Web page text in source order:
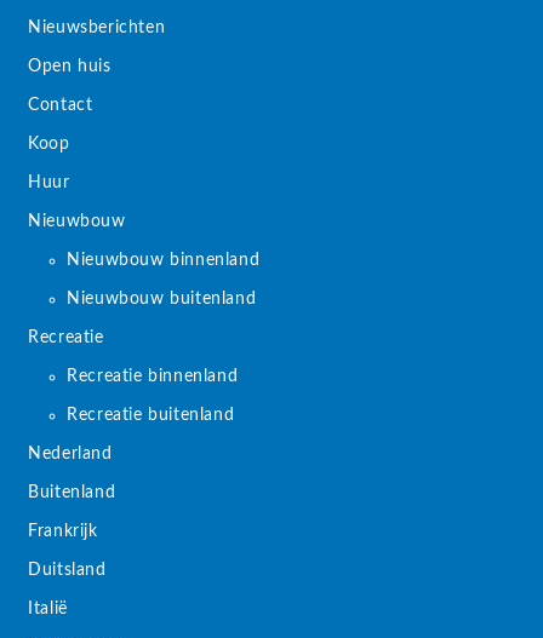
Nieuwsberichten
Open huis
Contact
Koop
Huur
Nieuwbouw
Nieuwbouw binnenland
Nieuwbouw buitenland
Recreatie
Recreatie binnenland
Recreatie buitenland
Nederland
Buitenland
Frankrijk
Duitsland
Italië